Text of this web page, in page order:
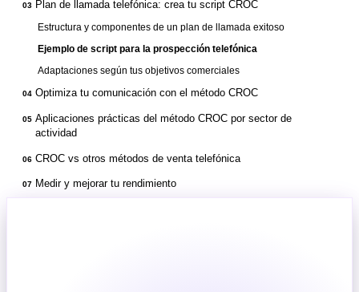
03 Plan de llamada telefónica: crea tu script CROC
Estructura y componentes de un plan de llamada exitoso
Ejemplo de script para la prospección telefónica
Adaptaciones según tus objetivos comerciales
04 Optimiza tu comunicación con el método CROC
05 Aplicaciones prácticas del método CROC por sector de
actividad
06 CROC vs otros métodos de venta telefónica
07 Medir y mejorar tu rendimiento